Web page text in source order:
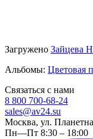
Загружено Зайцева
Альбомы: Цветовая
Связаться с нами
8 800 700-68-24
sales@av24.su
Москва, ул.
Пн—Пт 8:30 – 18:00